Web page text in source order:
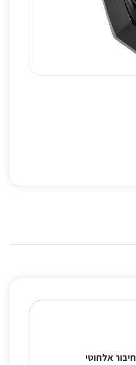
חיבור אלחוטי